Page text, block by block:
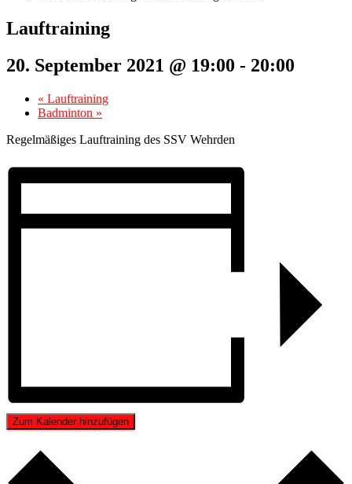
Lauftraining
20. September 2021 @ 19:00 - 20:00
« Lauftraining
Badminton »
Regelmäßiges Lauftraining des SSV Wehrden
Zum Kalender hinzufügen